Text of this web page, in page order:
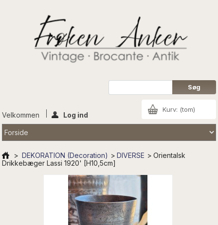
Kurv: (tom)
Velkommen Log ind
> DEKORATION (Decoration) > DIVERSE > Orientalsk
Drikkebæger Lassi 1920' [H10,5cm]